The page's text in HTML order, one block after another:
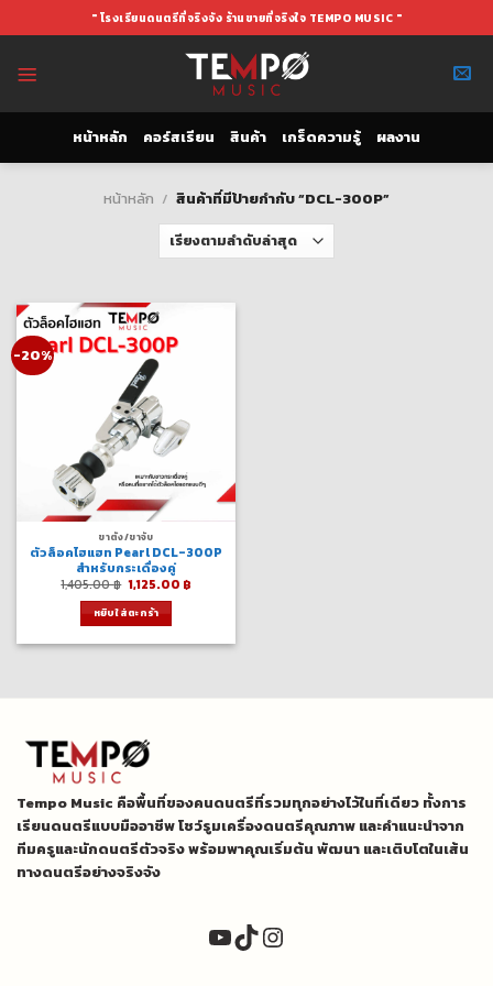
to
" โรงเรียนดนตรีที่จริงจัง ร้านขายที่จริงใจ TEMPO MUSIC "
หน้าหลัก คอร์สเรียน สินค้า เกร็ดความรู้ ผลงาน
หน้าหลัก / สินค้าที่มีป้ายกำกับ “DCL-300P”
-20%
ขาตั้ง/ขาจับ
ตัวล็อคไฮแฮท Pearl DCL-300P
สำหรับกระเดื่องคู่
1,405.00฿ Original
price
was:
1,405.00 ฿.
1,125.00 ฿Current
หยิบใส่ตะกร้า
Tempo Music คือพื้นที่ของคนดนตรีที่รวมทุกอย่างไว้ในที่เดียว ทั้งการ
เรียนดนตรีแบบมืออาชีพ โชว์รูมเครื่องดนตรีคุณภาพ และคำแนะนำจาก
ทีมครูและนักดนตรีตัวจริง พร้อมพาคุณเริ่มต้น พัฒนา และเติบโตในเส้น
ทางดนตรีอย่างจริงจัง
YouTube
TikTok
Instagram